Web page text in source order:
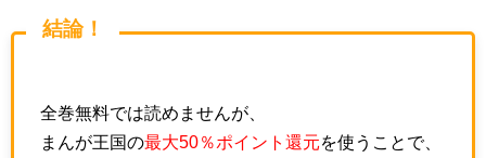
結論！
全巻無料では読めませんが、
まんが王国の最大50％ポイント還元を使うことで、